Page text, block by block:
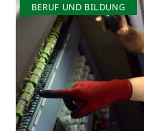
BERUF UND BILDUNG